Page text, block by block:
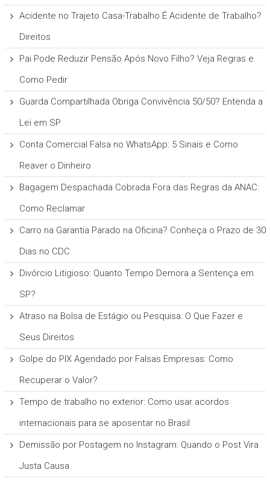
Acidente no Trajeto Casa-Trabalho É Acidente de Trabalho?
Direitos
Pai Pode Reduzir Pensão Após Novo Filho? Veja Regras e
Como Pedir
Guarda Compartilhada Obriga Convivência 50/50? Entenda a
Lei em SP
Conta Comercial Falsa no WhatsApp: 5 Sinais e Como
Reaver o Dinheiro
Bagagem Despachada Cobrada Fora das Regras da ANAC:
Como Reclamar
Carro na Garantia Parado na Oficina? Conheça o Prazo de 30
Dias no CDC
Divórcio Litigioso: Quanto Tempo Demora a Sentença em
SP?
Atraso na Bolsa de Estágio ou Pesquisa: O Que Fazer e
Seus Direitos
Golpe do PIX Agendado por Falsas Empresas: Como
Recuperar o Valor?
Tempo de trabalho no exterior: Como usar acordos
internacionais para se aposentar no Brasil
Demissão por Postagem no Instagram: Quando o Post Vira
Justa Causa